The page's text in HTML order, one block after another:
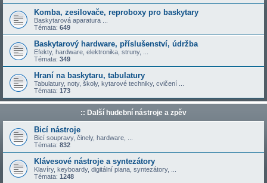
Komba, zesilovače, reproboxy pro baskytary
Baskytarová aparatura ...
Témata: 649
Baskytarový hardware, příslušenství, údržba
Efekty, hardware, elektronika, struny, ...
Témata: 349
Hraní na baskytaru, tabulatury
Tabulatury, noty, školy, kytarové techniky, cvičení ...
Témata: 173
:: Další hudební nástroje a zpěv
Bicí nástroje
Bicí soupravy, činely, hardware, ...
Témata: 832
Klávesové nástroje a syntezátory
Klavíry, keyboardy, digitální piana, syntezátory, ...
Témata: 1248